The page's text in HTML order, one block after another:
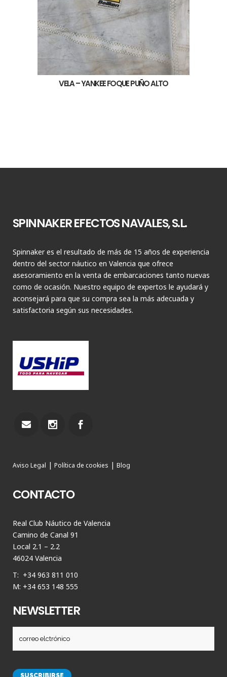
VELA – YANKEE FOQUE PUÑO ALTO
SPINNAKER EFECTOS NAVALES, S.L.
Spinnaker es el resultado de más de 15 años de experiencia
dentro del sector náutico en Valencia que ofrece
asesoramiento en la venta de embarcaciones tanto nuevas
como de ocasión. Nuestro equipo de expertos le ayudará y
aconsejará para que su compra sea la más adecuada y
satisfactoria según sus necesidades.
Aviso Legal | Política de cookies | Blog
CONTACTO
Real Club Náutico de Valencia
Camino de Canal 91
Local 2.1 – 2.2
46024 Valencia
T: +34 963 811 010
M: +34 653 148 555
NEWSLETTER